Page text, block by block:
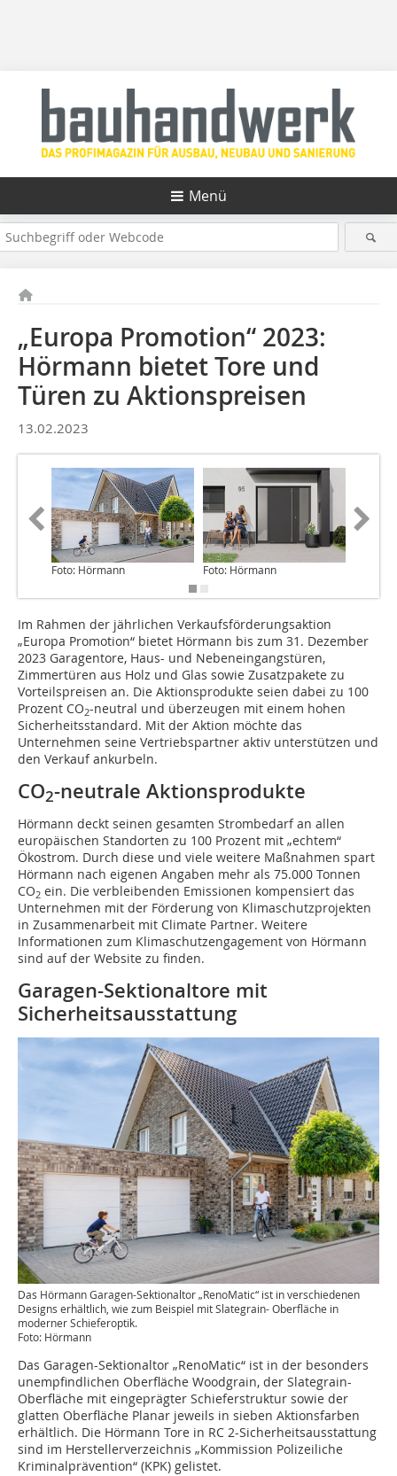
Menü
„Europa Promotion“ 2023:
Hörmann bietet Tore und
Türen zu Aktionspreisen
13.02.2023
Foto: Hörmann Foto: Hörmann
Im Rahmen der jährlichen Verkaufsförderungsaktion
„Europa Promotion“ bietet Hörmann bis zum 31. Dezember
2023 Garagentore, Haus- und Nebeneingangstüren,
Zimmertüren aus Holz und Glas sowie Zusatzpakete zu
Vorteilspreisen an. Die Aktionsprodukte seien dabei zu 100
Prozent CO2-neutral und überzeugen mit einem hohen
Sicherheitsstandard. Mit der Aktion möchte das
Unternehmen seine Vertriebspartner aktiv unterstützen und
den Verkauf ankurbeln.
CO2-neutrale Aktionsprodukte
Hörmann deckt seinen gesamten Strombedarf an allen
europäischen Standorten zu 100 Prozent mit „echtem“
Ökostrom. Durch diese und viele weitere Maßnahmen spart
Hörmann nach eigenen Angaben mehr als 75.000 Tonnen
CO2 ein. Die verbleibenden Emissionen kompensiert das
Unternehmen mit der Förderung von Klimaschutzprojekten
in Zusammenarbeit mit Climate Partner. Weitere
Informationen zum Klimaschutzengagement von Hörmann
sind auf der Website zu finden.
Garagen-Sektionaltore mit
Sicherheitsausstattung
Das Hörmann Garagen-Sektionaltor „RenoMatic“ ist in verschiedenen
Designs erhältlich, wie zum Beispiel mit Slategrain- Oberfläche in
moderner Schieferoptik.
Foto: Hörmann
Das Garagen-Sektionaltor „RenoMatic“ ist in der besonders
unempfindlichen Oberfläche Woodgrain, der Slategrain-
Oberfläche mit eingeprägter Schieferstruktur sowie der
glatten Oberfläche Planar jeweils in sieben Aktionsfarben
erhältlich. Die Hörmann Tore in RC 2-Sicherheitsausstattung
sind im Herstellerverzeichnis „Kommission Polizeiliche
Kriminalprävention“ (KPK) gelistet.